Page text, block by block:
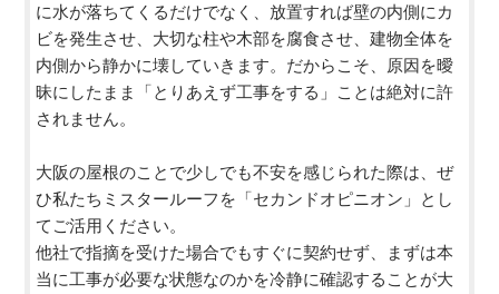
に水が落ちてくるだけでなく、放置すれば壁の内側にカ
ビを発生させ、大切な柱や木部を腐食させ、建物全体を
内側から静かに壊していきます。だからこそ、原因を曖
昧にしたまま「とりあえず工事をする」ことは絶対に許
されません。
大阪の屋根のことで少しでも不安を感じられた際は、ぜ
ひ私たちミスタールーフを「セカンドオピニオン」とし
てご活用ください。
他社で指摘を受けた場合でもすぐに契約せず、まずは本
当に工事が必要な状態なのかを冷静に確認することが大